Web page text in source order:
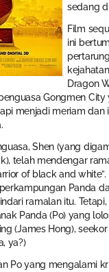
sedang
Film
ini
Dragon
Gongmen
menjadi meriam dan
Shen (yang
telah mendengar
of black and
Panda
ramalan itu.
Panda (Po) yang
(James Hong),
ya?)
Po yang mengalami